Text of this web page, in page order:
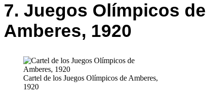
7. Juegos Olímpicos de
Amberes, 1920
Cartel de los Juegos Olímpicos de Amberes,
1920